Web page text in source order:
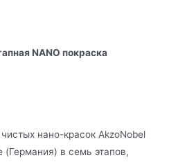
NANO покраска
нано-красок AkzoNobel
в семь этапов,